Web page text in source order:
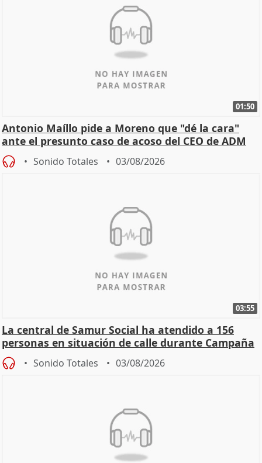
01:50
Antonio Maíllo pide a Moreno que "dé la cara"
ante el presunto caso de acoso del CEO de ADM
Sonido Totales 03/08/2026
03:55
La central de Samur Social ha atendido a 156
personas en situación de calle durante Campaña
de Calor
Sonido Totales 03/08/2026